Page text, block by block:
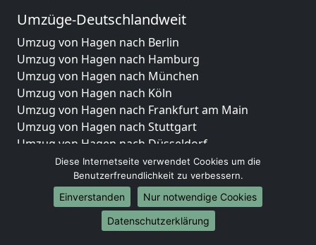
Umzüge-Deutschlandweit
Umzug von Hagen nach Berlin
Umzug von Hagen nach Hamburg
Umzug von Hagen nach München
Umzug von Hagen nach Köln
Umzug von Hagen nach Frankfurt am Main
Umzug von Hagen nach Stuttgart
Umzug von Hagen nach Düsseldorf
Umzug von Hagen nach Leipzig
Umzug von Hagen nach Dortmund
Umzug von Hagen nach Essen
Umzug von Hagen nach Bremen
Umzug von Hagen nach Dresden
Diese Internetseite verwendet Cookies um die
Benutzerfreundlichkeit zu verbessern.
Einverstanden
Nur notwendige Cookies
Datenschutzerklärung